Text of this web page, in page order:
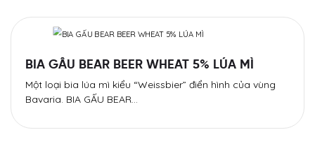
BIA GẤU BEAR BEER WHEAT 5% LÚA MÌ
Một loại bia lúa mì kiểu “Weissbier” điển hình của vùng
Bavaria. BIA GẤU BEAR…